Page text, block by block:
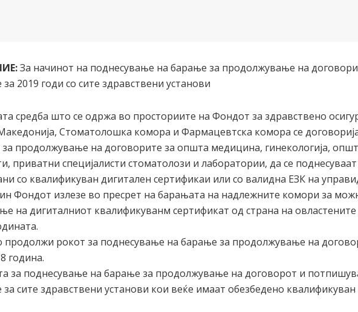
За начинот на поднесување на барање за продолжување на
2019 годи со сите здравствени установи
средба што се одржа во просториите на Фондот за здравствено
Стоматолошка комора и Фармацевтска комора се
продолжување на договорите за општа медицина, гинекологија,
приватни специјалисти стоматолози и лаборатории, да се
со квалификуван дигитален сертификаи или со валидна ЕЗК на
Фондот излезе во пресрет на барањата на надлежните комори за
на дигиталниот квалификуванм сертификат од страна на
продолжи рокот за поднесување на барање за продолжување на
година.
за поднесување на барање за продолжување на договорот и
сите здравствени установи кои веќе имаат обезбедено